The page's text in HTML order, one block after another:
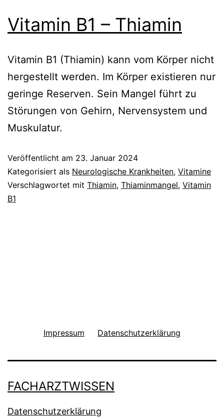
Vitamin B1 – Thiamin
Vitamin B1 (Thiamin) kann vom Körper nicht
hergestellt werden. Im Körper existieren nur
geringe Reserven. Sein Mangel führt zu
Störungen von Gehirn, Nervensystem und
Muskulatur.
Veröffentlicht am 23. Januar 2024
Kategorisiert als Neurologische Krankheiten, Vitamine
Verschlagwortet mit Thiamin, Thiaminmangel, Vitamin
B1
Impressum Datenschutzerklärung
FACHARZTWISSEN
Datenschutzerklärung